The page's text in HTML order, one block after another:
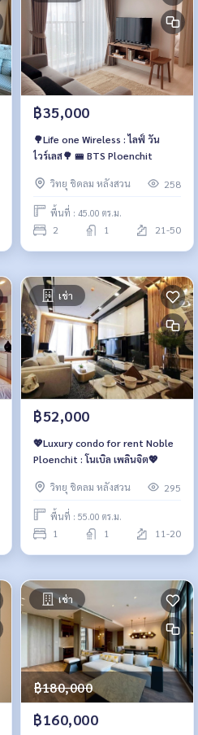
฿35,000
🌳Life one Wireless : ไลฟ์ วัน
ไวร์เลส🌳 🚝 BTS Ploenchit
วิทยุ ชิดลม หลังสวน 258
พื้นที่ : 45.00 ตร.ม.
2 1 21-50
เช่า
฿52,000
💖Luxury condo for rent Noble
Ploenchit : โนเบิล เพลินจิต💖
วิทยุ ชิดลม หลังสวน 295
พื้นที่ : 55.00 ตร.ม.
1 1 11-20
เช่า
฿180,000
฿160,000